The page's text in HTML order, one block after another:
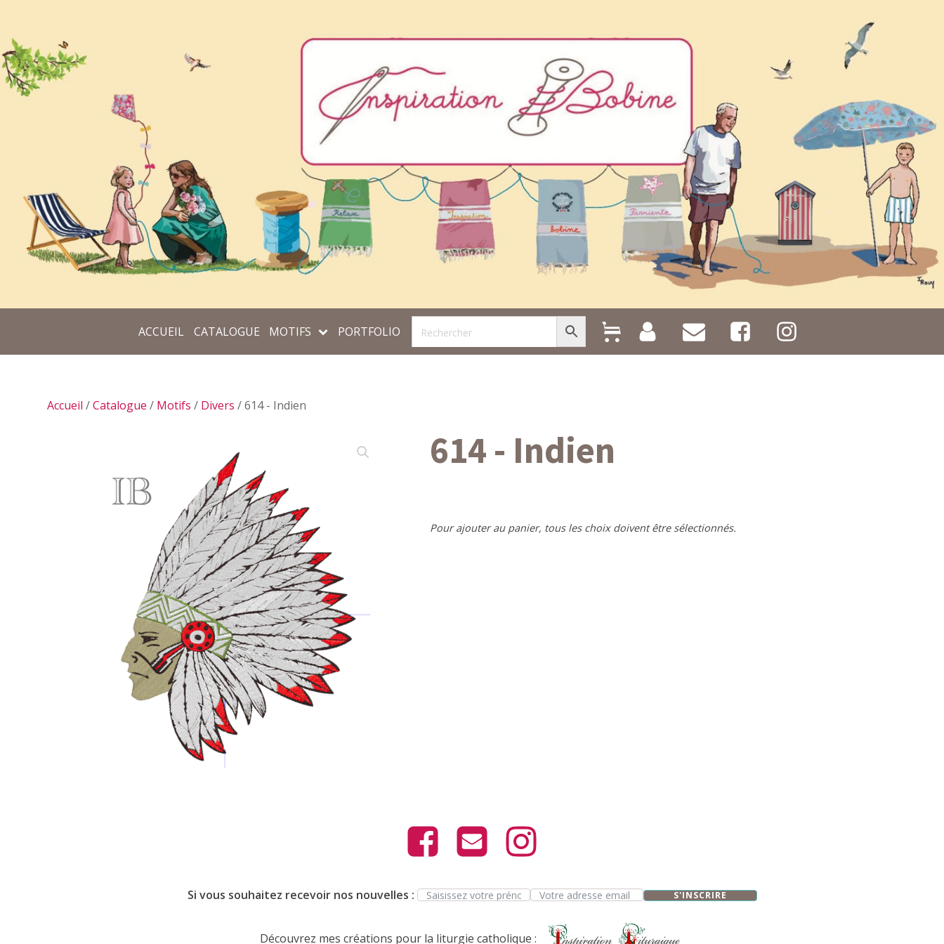
ACCUEIL CATALOGUE MOTIFS PORTFOLIO
Accueil /Catalogue / Motifs / Divers / 614 - Indien
614 - Indien
Pour ajouter au panier, tous les choix doivent être sélectionnés.
Si vous souhaitez recevoir nos nouvelles : S'INSCRIRE
Découvrez mes créations pour la liturgie catholique :